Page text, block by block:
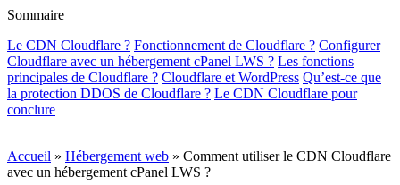
Sommaire
Le CDN Cloudflare ? Fonctionnement de Cloudflare ? Configurer
Cloudflare avec un hébergement cPanel LWS ? Les fonctions
principales de Cloudflare ? Cloudflare et WordPress Qu’est-ce que
la protection DDOS de Cloudflare ? Le CDN Cloudflare pour
conclure
Accueil » Hébergement web » Comment utiliser le CDN Cloudflare
avec un hébergement cPanel LWS ?